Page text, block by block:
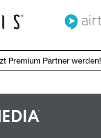
Premium Partner werden!